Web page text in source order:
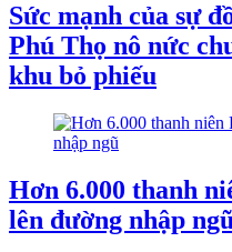
Sức mạnh của sự
Phú Thọ nô nức
khu bỏ phiếu
Hơn 6.000 thanh
lên đường nhập ngũ